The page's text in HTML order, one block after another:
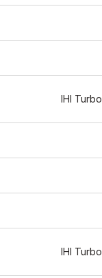
IHI Turbo
IHI Turbo